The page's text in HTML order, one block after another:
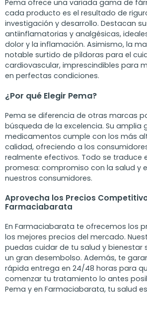
Pema ofrece una variada gama de
cada producto es el resultado de
investigación y desarrollo. Destacan
antiinflamatorias y analgésicas,
dolor y la inflamación. Asimismo, la
notable surtido de píldoras para el
cardiovascular, imprescindibles para
en perfectas condiciones.
¿Por qué Elegir Pema?
Pema se diferencia de otras marcas
búsqueda de la excelencia. Su amplia
medicamentos cumple con los más
calidad, ofreciendo a los
realmente efectivos. Todo se traduce
promesa: compromiso con la salud y
nuestros consumidores.
Aprovecha los Precios
Farmaciabarata
En Farmaciabarata te ofrecemos los
los mejores precios del mercado.
puedas cuidar de tu salud y bienestar
un gran desembolso. Además, te
rápida entrega en 24/48 horas para
comenzar tu tratamiento lo antes
Pema y en Farmaciabarata, tu salud